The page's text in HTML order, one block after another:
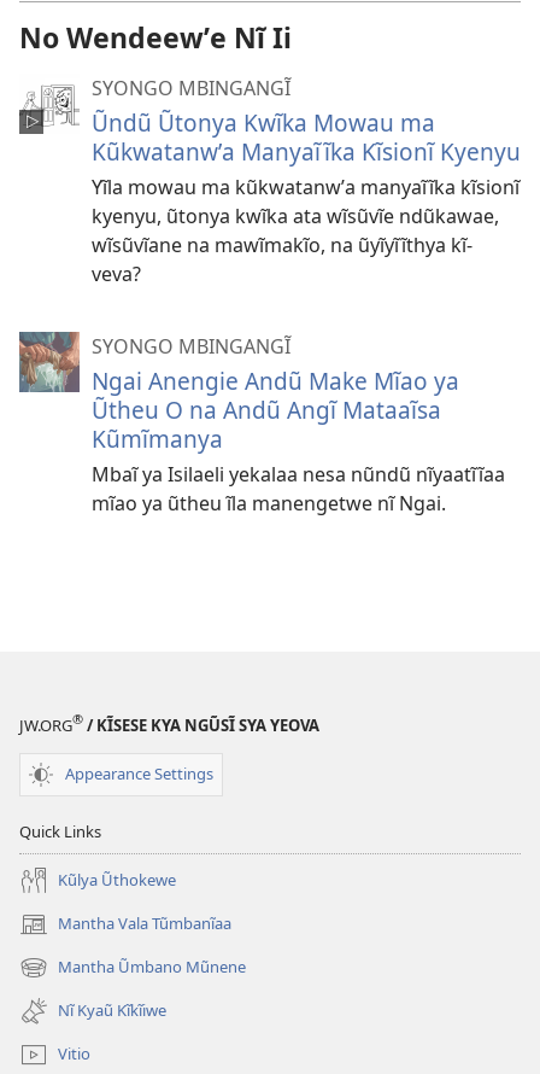
No Wendeewʼe Nĩ Ii
SYONGO MBINGANGĨ
Ũndũ Ũtonya Kwĩka Mowau ma
Kũkwatanwʼa Manyaĩĩka Kĩsionĩ Kyenyu
Yĩla mowau ma kũkwatanwʼa manyaĩĩka kĩsionĩ
kyenyu, ũtonya kwĩka ata wĩsũvĩe ndũkawae,
wĩsũvĩane na mawĩmakĩo, na ũyĩyĩĩthya kĩ-
veva?
SYONGO MBINGANGĨ
Ngai Anengie Andũ Make Mĩao ya
Ũtheu O na Andũ Angĩ Mataaĩsa
Kũmĩmanya
Mbaĩ ya Isilaeli yekalaa nesa nũndũ nĩyaatĩĩaa
mĩao ya ũtheu ĩla manengetwe nĩ Ngai.
JW.ORG® / KĨSESE KYA NGŨSĨ SYA YEOVA
Appearance Settings
Quick Links
Kũlya Ũthokewe
Mantha Vala Tũmbanĩaa
(opens
new
window)
Mantha Ũmbano Mũnene
(opens
new
window)
Nĩ Kyaũ Kĩkĩiwe
Vitio